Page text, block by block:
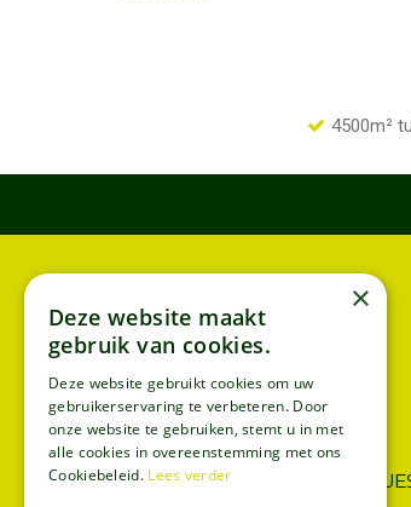
4500m²
INFORMATIE
Algemene voorwaarden
Privacy policy
Disclaimer
Bezorgen
WIJ ACCEPTEREN
×
Deze website maakt
gebruik van cookies.
Deze website gebruikt cookies om uw
gebruikerservaring te verbeteren. Door
onze website te gebruiken, stemt u in met
alle cookies in overeenstemming met ons
Cookiebeleid. Lees verder